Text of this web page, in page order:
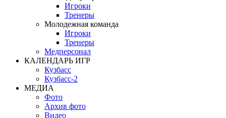
Игроки
Тренеры
Молодежная команда
Игроки
Тренеры
Медперсонал
КАЛЕНДАРЬ ИГР
Кузбасс
Кузбасс-2
МЕДИА
Фото
Архив фото
Видео